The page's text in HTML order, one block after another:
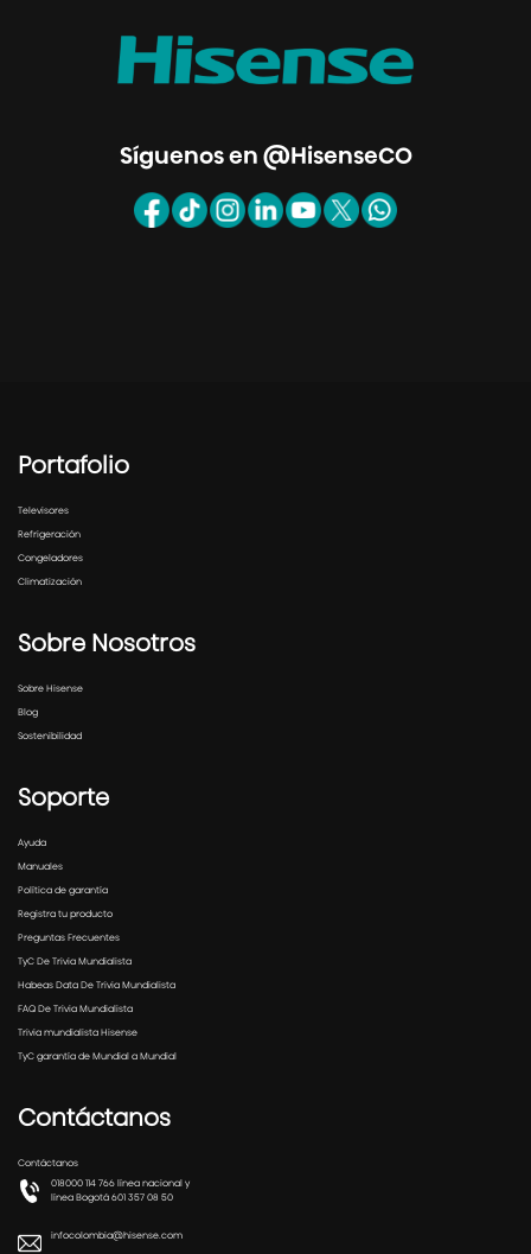
Síguenos en @HisenseCO
Portafolio
Televisores
Refrigeración
Congeladores
Climatización
Sobre Nosotros
Sobre Hisense
Blog
Sostenibilidad
Soporte
Ayuda
Manuales
Política de garantía
Registra tu producto
Preguntas Frecuentes
TyC De Trivia Mundialista
Habeas Data De Trivia Mundialista
FAQ De Trivia Mundialista
Trivia mundialista Hisense
TyC garantía de Mundial a Mundial
Contáctanos
Contáctanos
018000 114 766 línea nacional y
línea Bogotá 601 357 08 50
infocolombia@hisense.com